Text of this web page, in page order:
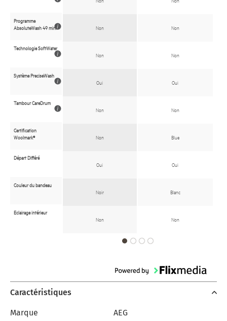
Programme
AbsoluteWash 49 min.
Technologie SoftWater
Système PreciseWash
Tambour CareDrum
Certification
Woolmark®
Départ Différé
Couleur du bandeau
Eclairage intérieur
Non
Non
Oui
Non
Non
Oui
Noir
Non
Non
Non
Oui
Non
Blue
Oui
Blanc
Non
Caractéristiques
Marque AEG